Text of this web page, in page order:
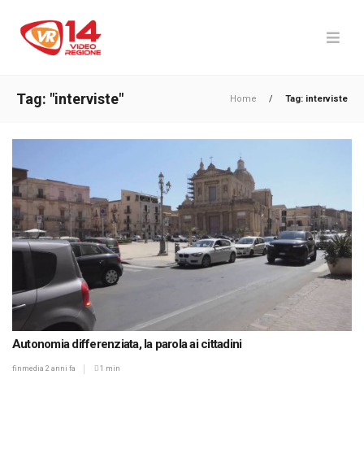
Tag: "interviste" Home / Tag: interviste
Autonomia differenziata, la parola ai cittadini
finmedia 2 anni fa 1 min